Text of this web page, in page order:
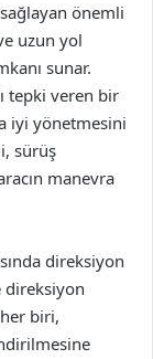
önemli
uzun yol
sunar.
tepki veren bir
iyi yönetmesini
sürüş
manevra
direksiyon
direksiyon
biri,